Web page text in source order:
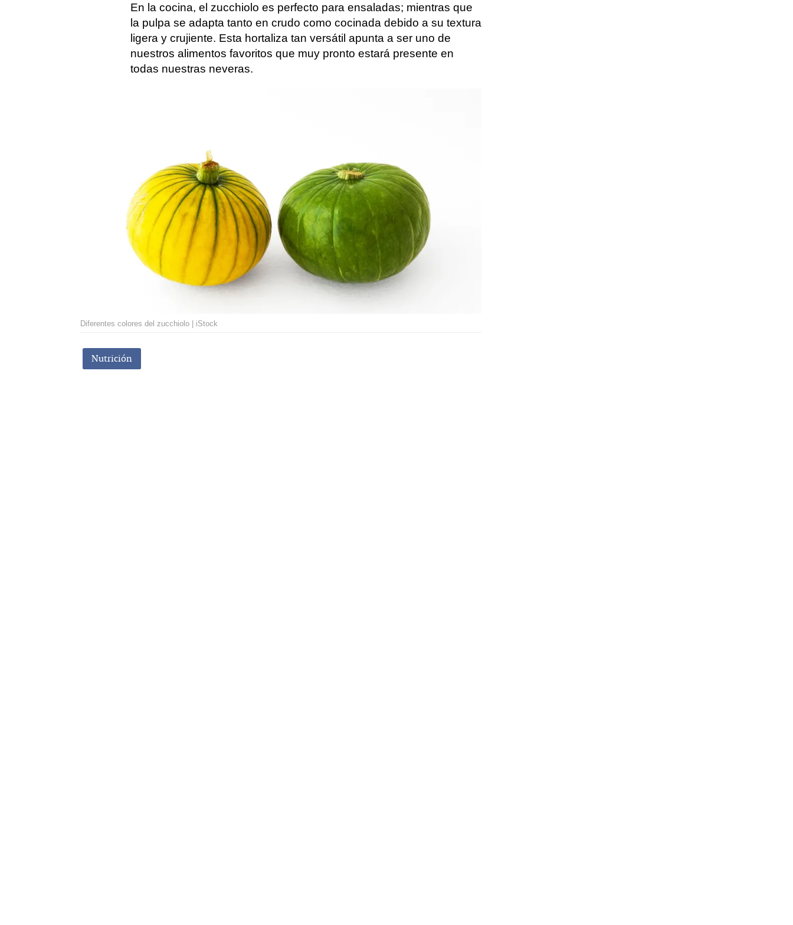
En la cocina, el zucchiolo es perfecto para ensaladas; mientras que
la pulpa se adapta tanto en crudo como cocinada debido a su textura
ligera y crujiente. Esta hortaliza tan versátil apunta a ser uno de
nuestros alimentos favoritos que muy pronto estará presente en
todas nuestras neveras.
Diferentes colores del zucchiolo | iStock
Nutrición